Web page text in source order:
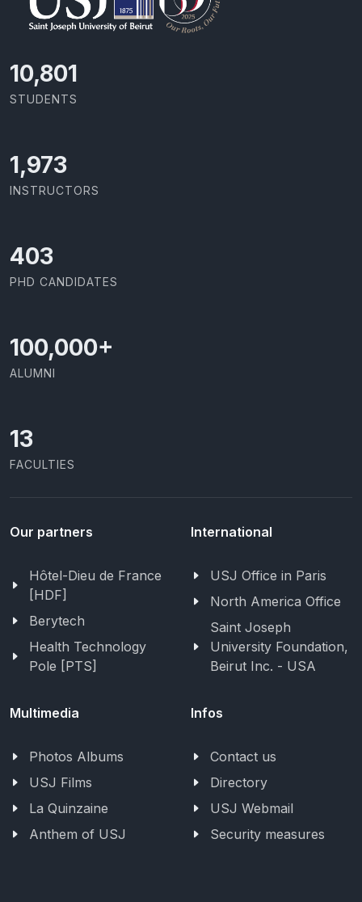
11,727
STUDENTS
2,142
INSTRUCTORS
437
PHD CANDIDATES
100,000+
ALUMNI
13
FACULTIES
Our partners
Hôtel-Dieu de France
[HDF]
Berytech
Health Technology
Pole [PTS]
International
USJ Office in Paris
North America Office
Saint Joseph
University Foundation,
Beirut Inc. - USA
Multimedia
Photos Albums
USJ Films
La Quinzaine
Anthem of USJ
Infos
Contact us
Directory
USJ Webmail
Security measures